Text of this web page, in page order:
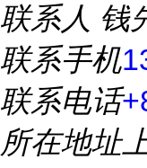
联系人 钱
联系手机
联系电话
所在地址